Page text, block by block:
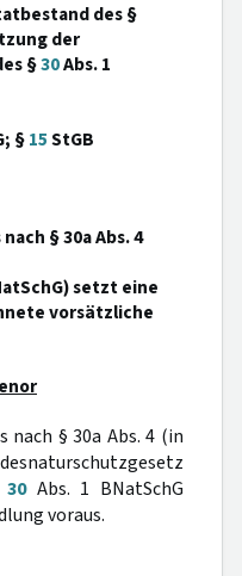
des §
der
§30Abs. 1
§15StGB
§ 30a Abs. 4
setzt eine
vorsätzliche
nach § 30a Abs. 4 (in
30Abs. 1 BNatSchG
voraus.